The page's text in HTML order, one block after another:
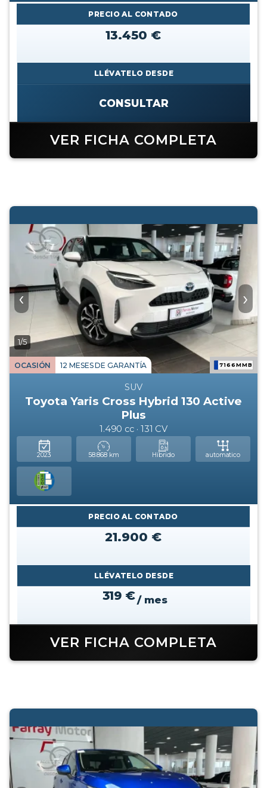
PRECIO AL CONTADO
13.450 €
LLÉVATELO DESDE
CONSULTAR
VER FICHA COMPLETA
‹ ›
1/5
OCASIÓN 12 MESES DE GARANTÍA 7166MMB
SUV
Toyota Yaris Cross Hybrid 130 Active
Plus
1.490 cc · 131 CV
2023 58.868 km Híbrido automatico
PRECIO AL CONTADO
21.900 €
LLÉVATELO DESDE
319 €/ mes
VER FICHA COMPLETA